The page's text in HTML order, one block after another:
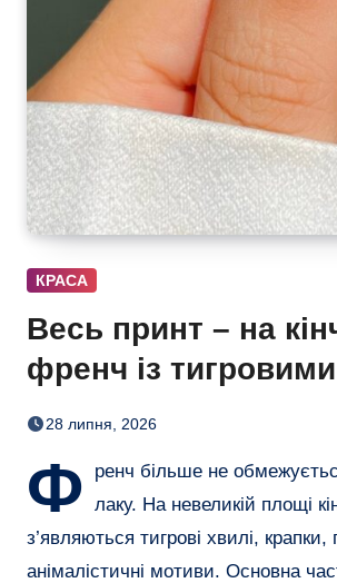
КРАСА
Весь принт – на
френч із тигровими
смугами, квітами і
28 липня, 2026
Ф
ренч більше не
лаку. На невеликій площі
з’являються тигрові хвилі,
анімалістичні мотиви. Основна